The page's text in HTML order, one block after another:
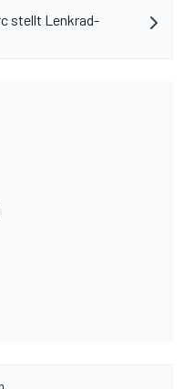
stellt Lenkrad-